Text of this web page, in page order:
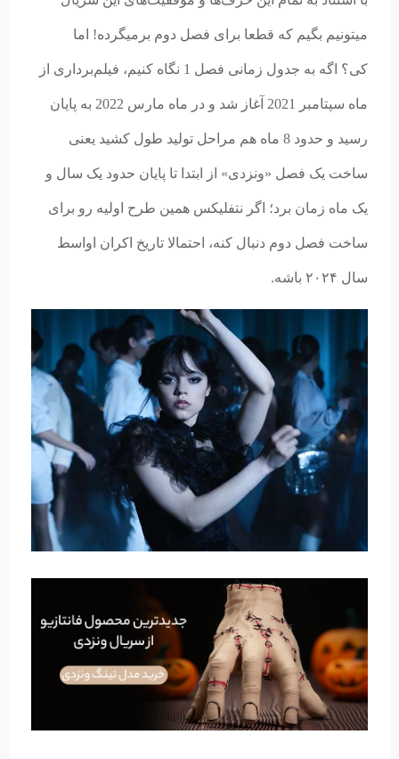
میتونیم بگیم که قطعا برای فصل دوم برمیگرده! اما
کی؟ اگه به جدول زمانی فصل 1 نگاه کنیم، فیلم‌برداری از
ماه سپتامبر 2021 آغاز شد و در ماه مارس 2022 به پایان
رسید و حدود 8 ماه هم مراحل تولید طول کشید یعنی
ساخت یک فصل «ونزدی» از ابتدا تا پایان حدود یک سال و
یک ماه زمان برد؛ اگر نتفلیکس همین طرح اولیه رو برای
ساخت فصل دوم دنبال کنه، احتمالا تاریخ اکران اواسط
سال ۲۰۲۴ باشه.